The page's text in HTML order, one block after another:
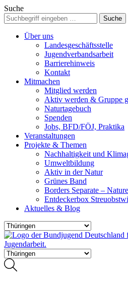
Suche
Über uns
Landesgeschäftsstelle
Jugendverbandsarbeit
Barrierehinweis
Kontakt
Mitmachen
Mitglied werden
Aktiv werden & Gruppe
Naturtagebuch
Spenden
Jobs, BFD/FÖJ, Praktika
Veranstaltungen
Projekte & Themen
Nachhaltigkeit und
Umweltbildung
Aktiv in der Natur
Grünes Band
Borders Separate –
Entdeckerbox
Aktuelles & Blog